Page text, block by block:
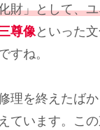
財」として、
尊像といった
すね。
理を終えたば
ています。こ